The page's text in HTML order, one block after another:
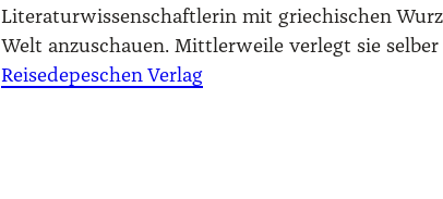
Literaturwissenschaftlerin mit griechischen
Welt anzuschauen. Mittlerweile verlegt sie
Reisedepeschen Verlag